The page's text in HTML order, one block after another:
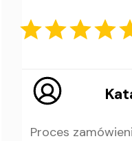
Proces